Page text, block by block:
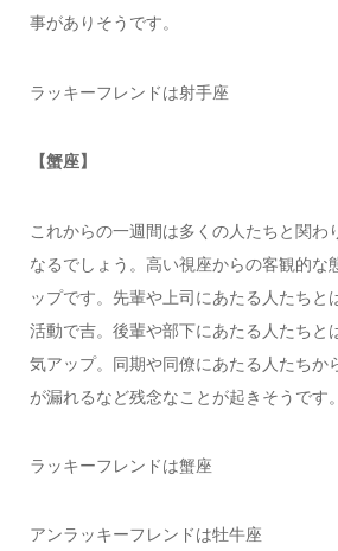
事がありそうです。
ラッキーフレンドは射手座
【蟹座】
これからの一週間は多くの人たちと関わ
なるでしょう。高い視座からの客観的な
ップです。先輩や上司にあたる人たちと
活動で吉。後輩や部下にあたる人たちと
気アップ。同期や同僚にあたる人たちか
が漏れるなど残念なことが起きそうです。
ラッキーフレンドは蟹座
アンラッキーフレンドは牡牛座